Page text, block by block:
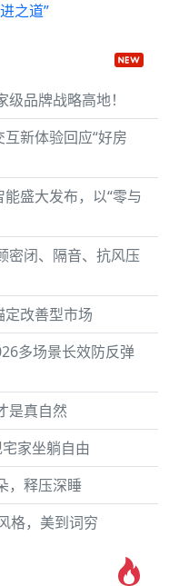
之道”
品牌战略高地！
新体验回应“好房
盛大发布，以“零与
密闭、隔音、抗风压
定改善型市场
多场景长效防反弹
是真自然
家坐躺自由
，释压深睡
格，美到词穷